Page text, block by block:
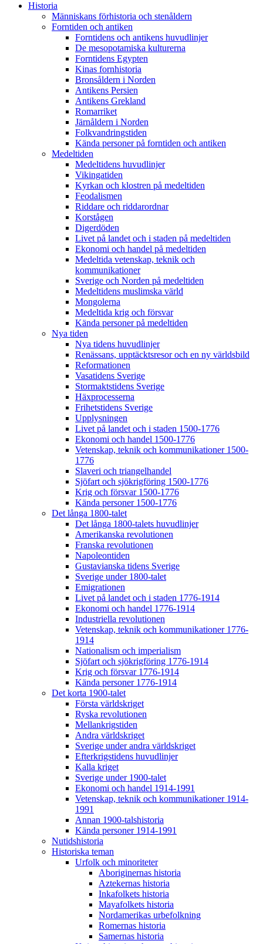
Historia
Människans förhistoria och stenåldern
Forntiden och antiken
Forntidens och antikens huvudlinjer
De mesopotamiska kulturerna
Forntidens Egypten
Kinas fornhistoria
Bronsåldern i Norden
Antikens Persien
Antikens Grekland
Romarriket
Järnåldern i Norden
Folkvandringstiden
Kända personer på forntiden och antiken
Medeltiden
Medeltidens huvudlinjer
Vikingatiden
Kyrkan och klostren på medeltiden
Feodalismen
Riddare och riddarordnar
Korstågen
Digerdöden
Livet på landet och i staden på medeltiden
Ekonomi och handel på medeltiden
Medeltida vetenskap, teknik och
kommunikationer
Sverige och Norden på medeltiden
Medeltidens muslimska värld
Mongolerna
Medeltida krig och försvar
Kända personer på medeltiden
Nya tiden
Nya tidens huvudlinjer
Renässans, upptäcktsresor och en ny världsbild
Reformationen
Vasatidens Sverige
Stormaktstidens Sverige
Häxprocesserna
Frihetstidens Sverige
Upplysningen
Livet på landet och i staden 1500-1776
Ekonomi och handel 1500-1776
Vetenskap, teknik och kommunikationer 1500-
1776
Slaveri och triangelhandel
Sjöfart och sjökrigföring 1500-1776
Krig och försvar 1500-1776
Kända personer 1500-1776
Det långa 1800-talet
Det långa 1800-talets huvudlinjer
Amerikanska revolutionen
Franska revolutionen
Napoleontiden
Gustavianska tidens Sverige
Sverige under 1800-talet
Emigrationen
Livet på landet och i staden 1776-1914
Ekonomi och handel 1776-1914
Industriella revolutionen
Vetenskap, teknik och kommunikationer 1776-
1914
Nationalism och imperialism
Sjöfart och sjökrigföring 1776-1914
Krig och försvar 1776-1914
Kända personer 1776-1914
Det korta 1900-talet
Första världskriget
Ryska revolutionen
Mellankrigstiden
Andra världskriget
Sverige under andra världskriget
Efterkrigstidens huvudlinjer
Kalla kriget
Sverige under 1900-talet
Ekonomi och handel 1914-1991
Vetenskap, teknik och kommunikationer 1914-
1991
Annan 1900-talshistoria
Kända personer 1914-1991
Nutidshistoria
Historiska teman
Urfolk och minoriteter
Aboriginernas historia
Aztekernas historia
Inkafolkets historia
Mayafolkets historia
Nordamerikas urbefolkning
Romernas historia
Samernas historia